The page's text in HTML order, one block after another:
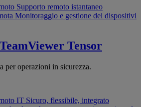
Supporto remoto istantaneo
Monitoraggio e gestione dei dispositivi
TeamViewer Tensor
per operazioni in sicurezza.
IT Sicuro, flessibile, integrato